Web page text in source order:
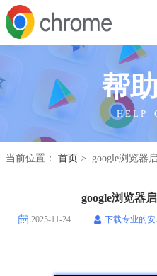
帮
H E L P
当前位置： 首页 > google浏览器
google浏览器
2025-11-24 下载专业的